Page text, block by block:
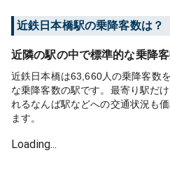
近鉄日本橋駅の乗降客数は？
近隣の駅の中で標準的な乗降
近鉄日本橋は63,660人の乗降客数
な乗降客数の駅です。最寄り駅だ
れるなんば駅などへの交通状況も
ます。
Loading...